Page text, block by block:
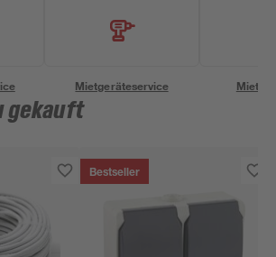
Mietgeräteservice
gekauft
Bestseller